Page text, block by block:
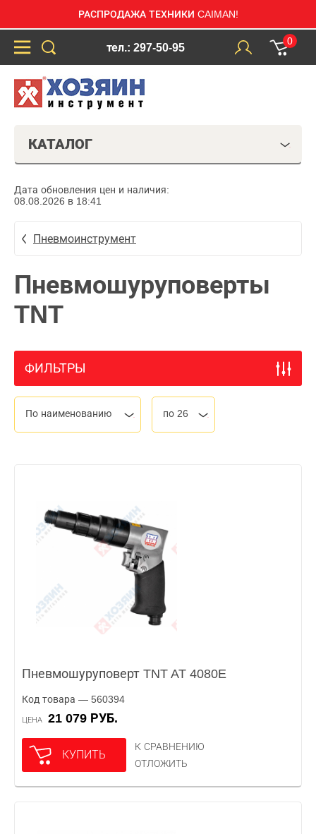
РАСПРОДАЖА ТЕХНИКИ CAIMAN!
тел.: 297-50-95
0
КАТАЛОГ
Дата обновления цен и наличия:
08.08.2026 в 18:41
Пневмоинструмент
Пневмошуруповерты
TNT
ФИЛЬТРЫ
По наименованию по 26
Пневмошуруповерт TNT AT 4080E
Код товара — 560394
ЦЕНА 21 079 РУБ.
КУПИТЬ
К СРАВНЕНИЮ
ОТЛОЖИТЬ